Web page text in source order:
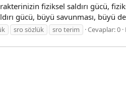
fiziksel saldırı gücü,
gücü, büyü savunması, büyü
sro sözlük sro terim Cevaplar: 0